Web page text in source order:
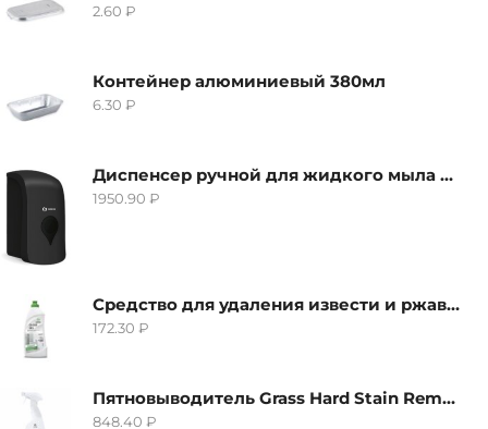
2.60 ₽
Контейнер алюминиевый 380мл
6.30 ₽
Диспенсер ручной для жидкого мыла Grass IT-0638, черный
1950.90 ₽
Средство для удаления извести и ржавчины Grass Gloss-Gel, 500мл
172.30 ₽
Пятновыводитель Grass Hard Stain Remover, 600мл
848.40 ₽